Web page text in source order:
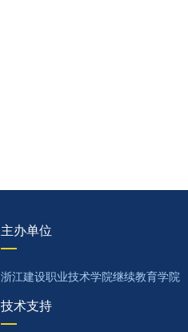
主办单位
浙江建设职业技术学院继续教育学院
技术支持